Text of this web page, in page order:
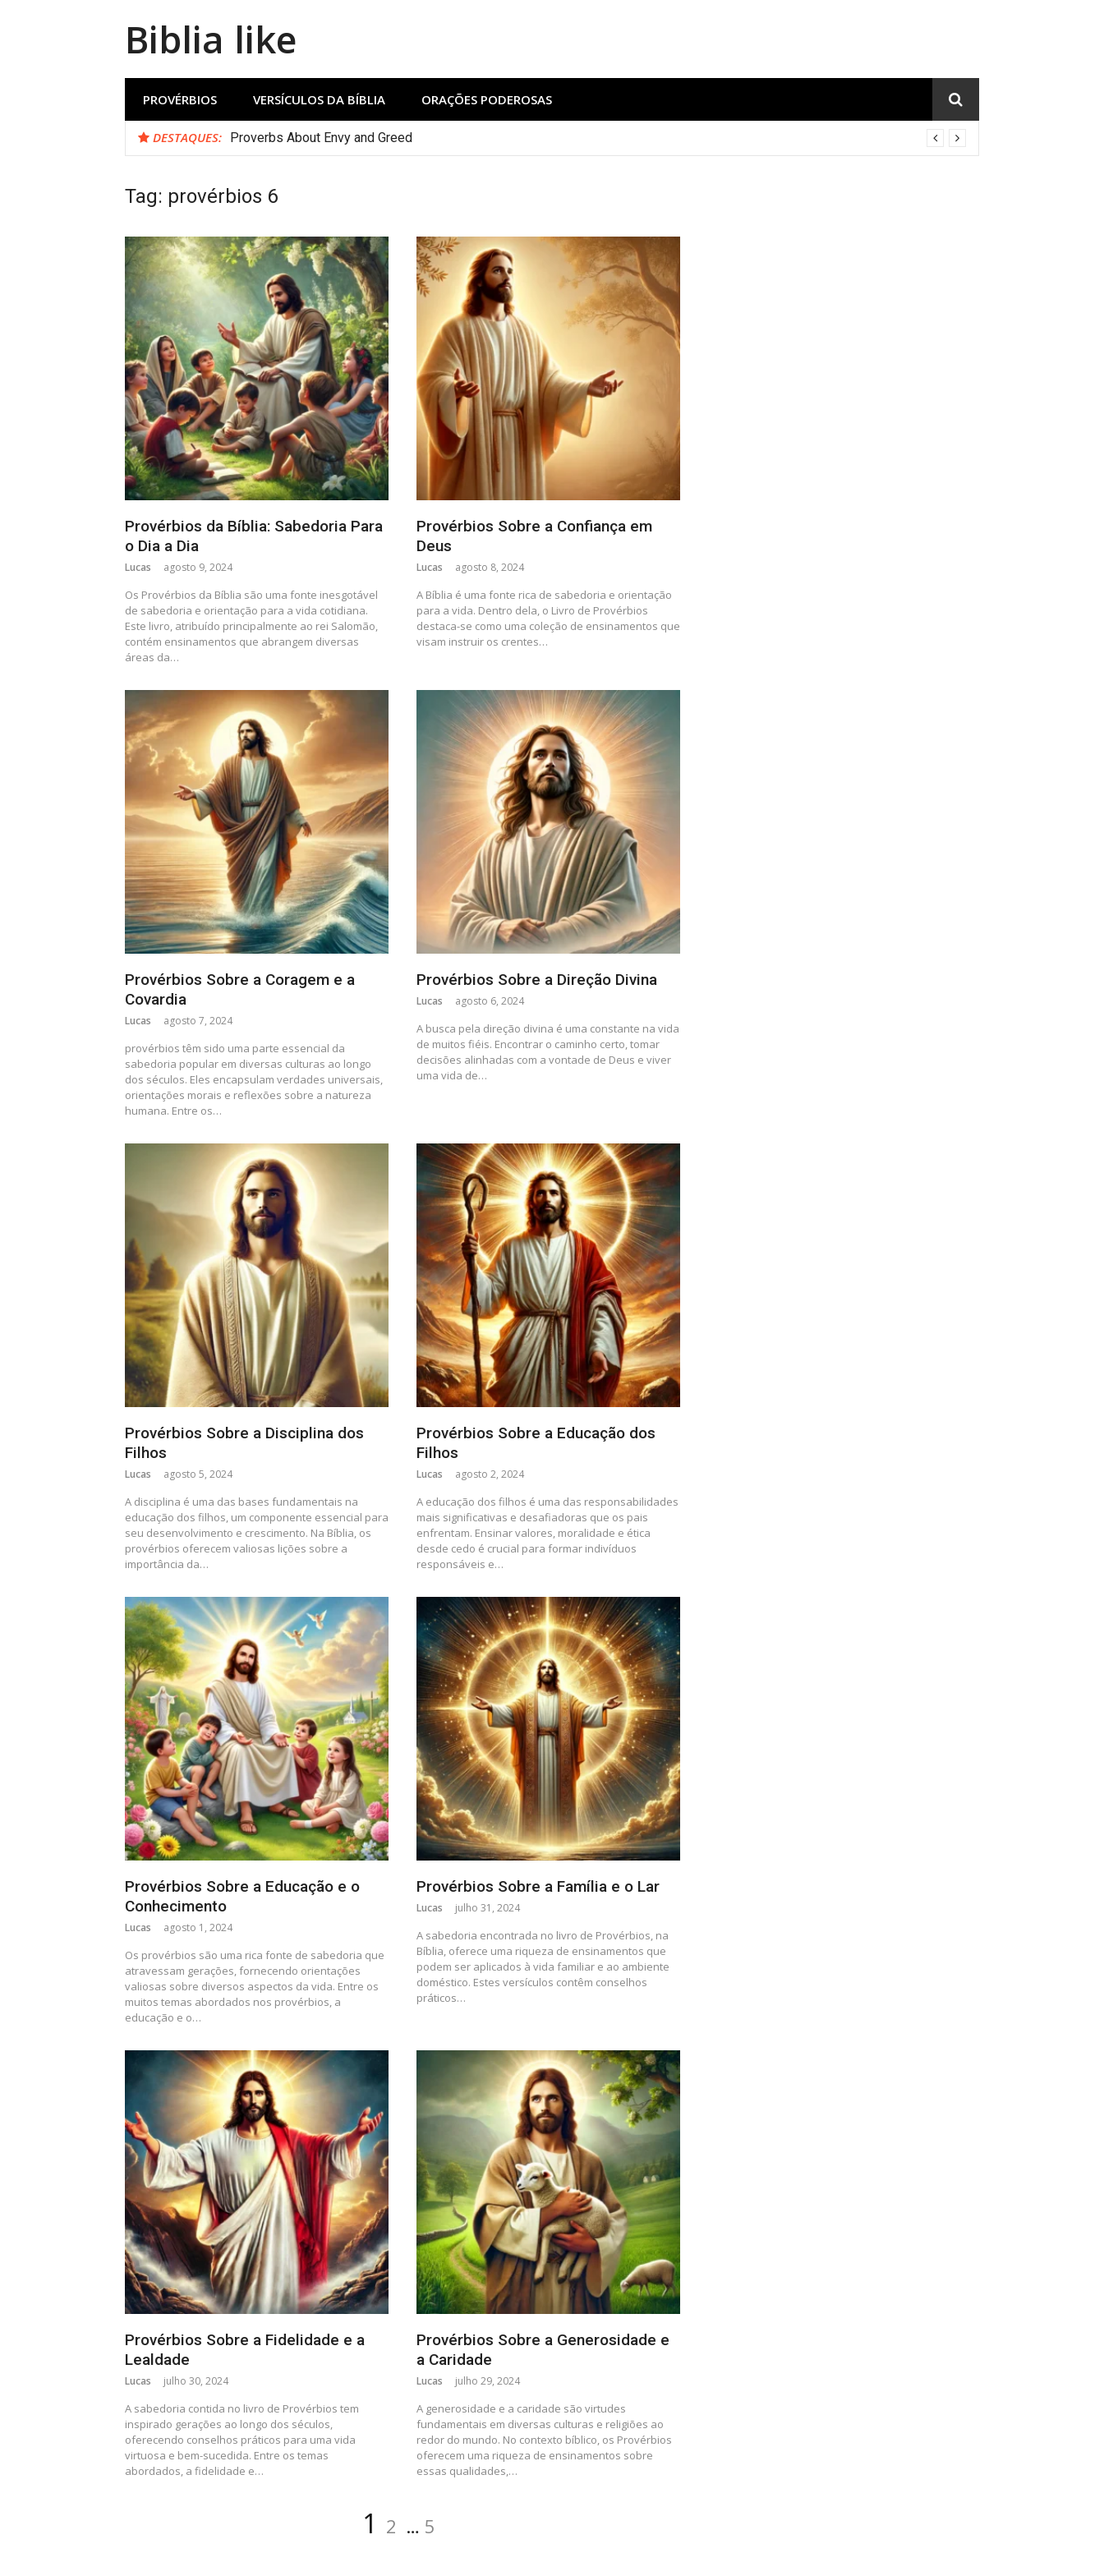
Biblia like
PROVÉRBIOS VERSÍCULOS DA BÍBLIA ORAÇÕES PODEROSAS
DESTAQUES: Proverbs About Envy and Greed
Tag: provérbios 6
Provérbios da Bíblia: Sabedoria Para
o Dia a Dia
Lucas agosto 9, 2024
Os Provérbios da Bíblia são uma fonte inesgotável
de sabedoria e orientação para a vida cotidiana.
Este livro, atribuído principalmente ao rei Salomão,
contém ensinamentos que abrangem diversas
áreas da…
Provérbios Sobre a Confiança em
Deus
Lucas agosto 8, 2024
A Bíblia é uma fonte rica de sabedoria e orientação
para a vida. Dentro dela, o Livro de Provérbios
destaca-se como uma coleção de ensinamentos que
visam instruir os crentes…
Provérbios Sobre a Coragem e a
Covardia
Lucas agosto 7, 2024
provérbios têm sido uma parte essencial da
sabedoria popular em diversas culturas ao longo
dos séculos. Eles encapsulam verdades universais,
orientações morais e reflexões sobre a natureza
humana. Entre os…
Provérbios Sobre a Direção Divina
Lucas agosto 6, 2024
A busca pela direção divina é uma constante na vida
de muitos fiéis. Encontrar o caminho certo, tomar
decisões alinhadas com a vontade de Deus e viver
uma vida de…
Provérbios Sobre a Disciplina dos
Filhos
Lucas agosto 5, 2024
A disciplina é uma das bases fundamentais na
educação dos filhos, um componente essencial para
seu desenvolvimento e crescimento. Na Bíblia, os
provérbios oferecem valiosas lições sobre a
importância da…
Provérbios Sobre a Educação dos
Filhos
Lucas agosto 2, 2024
A educação dos filhos é uma das responsabilidades
mais significativas e desafiadoras que os pais
enfrentam. Ensinar valores, moralidade e ética
desde cedo é crucial para formar indivíduos
responsáveis e…
Provérbios Sobre a Educação e o
Conhecimento
Lucas agosto 1, 2024
Os provérbios são uma rica fonte de sabedoria que
atravessam gerações, fornecendo orientações
valiosas sobre diversos aspectos da vida. Entre os
muitos temas abordados nos provérbios, a
educação e o…
Provérbios Sobre a Família e o Lar
Lucas julho 31, 2024
A sabedoria encontrada no livro de Provérbios, na
Bíblia, oferece uma riqueza de ensinamentos que
podem ser aplicados à vida familiar e ao ambiente
doméstico. Estes versículos contêm conselhos
práticos…
Provérbios Sobre a Fidelidade e a
Lealdade
Lucas julho 30, 2024
A sabedoria contida no livro de Provérbios tem
inspirado gerações ao longo dos séculos,
oferecendo conselhos práticos para uma vida
virtuosa e bem-sucedida. Entre os temas
abordados, a fidelidade e…
Provérbios Sobre a Generosidade e
a Caridade
Lucas julho 29, 2024
A generosidade e a caridade são virtudes
fundamentais em diversas culturas e religiões ao
redor do mundo. No contexto bíblico, os Provérbios
oferecem uma riqueza de ensinamentos sobre
essas qualidades,…
1 2 … 5